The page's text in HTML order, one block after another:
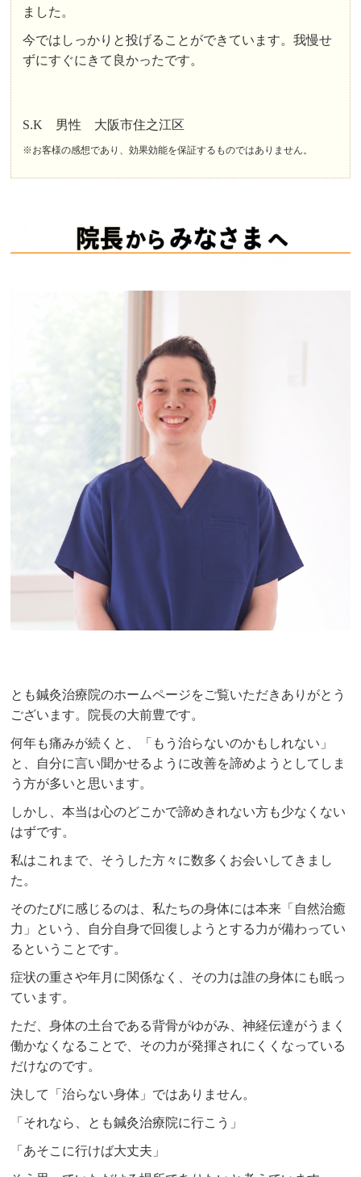
ました。
今ではしっかりと投げることができています。我慢せ
ずにすぐにきて良かったです。
S.K 男性 大阪市住之江区
※お客様の感想であり、効果効能を保証するものではありません。
とも鍼灸治療院のホームページをご覧いただきありがとう
ございます。院長の大前豊です。
何年も痛みが続くと、「もう治らないのかもしれない」
と、自分に言い聞かせるように改善を諦めようとしてしま
う方が多いと思います。
しかし、本当は心のどこかで諦めきれない方も少なくない
はずです。
私はこれまで、そうした方々に数多くお会いしてきまし
た。
そのたびに感じるのは、私たちの身体には本来「自然治癒
力」という、自分自身で回復しようとする力が備わってい
るということです。
症状の重さや年月に関係なく、その力は誰の身体にも眠っ
ています。
ただ、身体の土台である背骨がゆがみ、神経伝達がうまく
働かなくなることで、その力が発揮されにくくなっている
だけなのです。
決して「治らない身体」ではありません。
「それなら、とも鍼灸治療院に行こう」
「あそこに行けば大丈夫」